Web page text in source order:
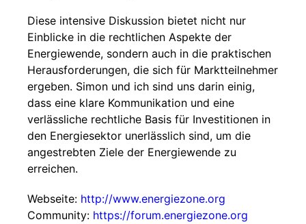
Diese intensive Diskussion bietet nicht nur
Einblicke in die rechtlichen Aspekte der
Energiewende, sondern auch in die praktischen
Herausforderungen, die sich für Marktteilnehmer
ergeben. Simon und ich sind uns darin einig,
dass eine klare Kommunikation und eine
verlässliche rechtliche Basis für Investitionen in
den Energiesektor unerlässlich sind, um die
angestrebten Ziele der Energiewende zu
erreichen.
Webseite: http://www.energiezone.org
Community: https://forum.energiezone.org